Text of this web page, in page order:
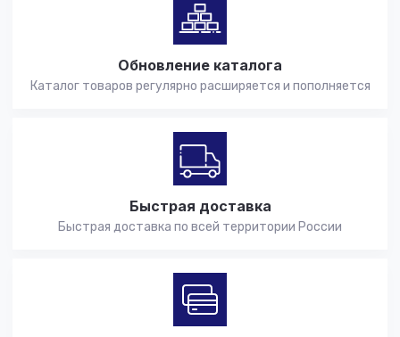
Обновление каталога
Каталог товаров регулярно расширяется и пополняется
Быстрая доставка
Быстрая доставка по всей территории России